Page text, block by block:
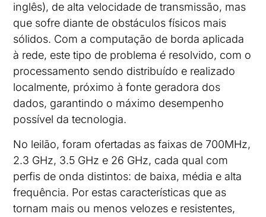
inglês), de alta velocidade de transmissão, mas
que sofre diante de obstáculos físicos mais
sólidos. Com a computação de borda aplicada
à rede, este tipo de problema é resolvido, com o
processamento sendo distribuído e realizado
localmente, próximo à fonte geradora dos
dados, garantindo o máximo desempenho
possível da tecnologia.
No leilão, foram ofertadas as faixas de 700MHz,
2.3 GHz, 3.5 GHz e 26 GHz, cada qual com
perfis de onda distintos: de baixa, média e alta
frequência. Por estas características que as
tornam mais ou menos velozes e resistentes,